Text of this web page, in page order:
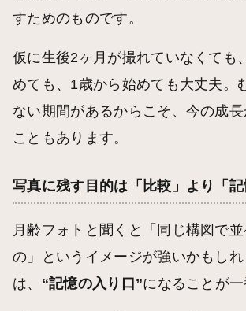
すためのものです。
仮に生後2ヶ月が撮れていなくても
めても、1歳から始めても大丈夫。
ない期間があるからこそ、今の成
こともあります。
写真に残す目的は「比較」より「記
月齢フォトと聞くと「同じ構図で
の」というイメージが強いかもし
は、 “記憶の入り口”になることが一